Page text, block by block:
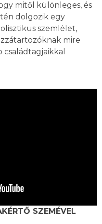
mitől különleges, és
dolgozik egy
szemlélet,
mire
SZEMÉVEL